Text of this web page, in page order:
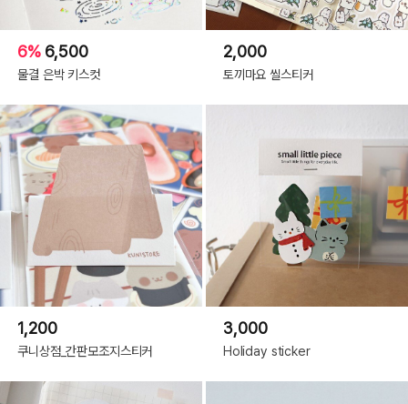
6% 6,500
물결 은박 키스컷
2,000
토끼마요 씰스티커
1,200
쿠니상점_간판모조지스티커
3,000
Holiday sticker